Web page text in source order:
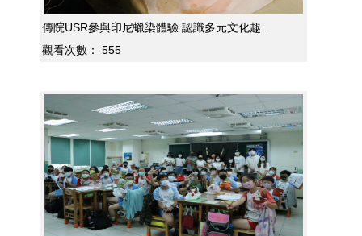
傳院USR參與印尼蠟染體驗 認識多元文化趣...
觀看次數：
555